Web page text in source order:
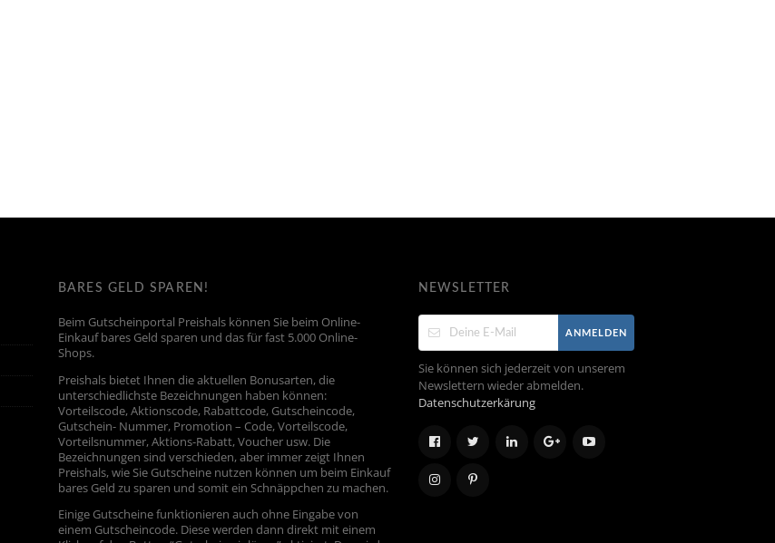
BARES GELD SPAREN!
Beim Gutscheinportal Preishals können Sie beim Online-
Einkauf bares Geld sparen und das für fast 5.000 Online-
Shops.
Preishals bietet Ihnen die aktuellen Bonusarten, die
unterschiedlichste Bezeichnungen haben können:
Vorteilscode, Aktionscode, Rabattcode, Gutscheincode,
Gutschein- Nummer, Promotion – Code, Vorteilscode,
Vorteilsnummer, Aktions-Rabatt, Voucher usw. Die
Bezeichnungen sind verschieden, aber immer zeigt Ihnen
Preishals, wie Sie Gutscheine nutzen können um beim Einkauf
bares Geld zu sparen und somit ein Schnäppchen zu machen.
Einige Gutscheine funktionieren auch ohne Eingabe von
einem Gutscheincode. Diese werden dann direkt mit einem
NEWSLETTER
ANMELDEN
Sie können sich jederzeit von unserem
Newslettern wieder abmelden.
Datenschutzerkärung